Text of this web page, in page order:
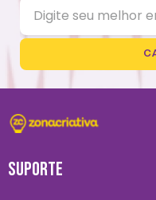
SUPORTE